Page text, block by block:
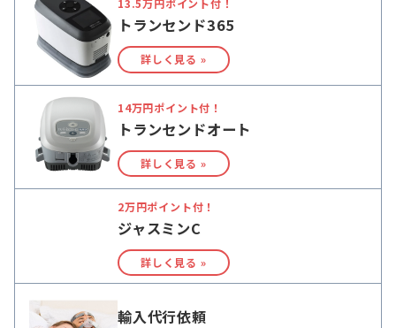
13.5万円ポイント付！
トランセンド365
詳しく見る »
14万円ポイント付！
トランセンドオート
詳しく見る »
2万円ポイント付！
ジャスミンC
詳しく見る »
輸入代行依頼